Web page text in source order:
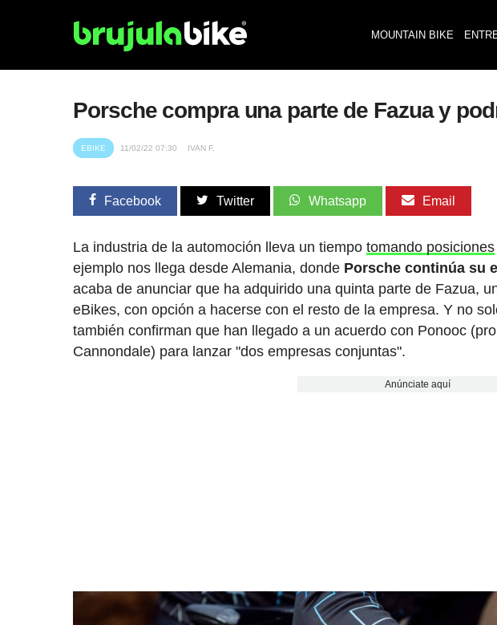
MOUNTAIN BIKE
Porsche compra una parte de Fazua y
EBIKE 11/02/22 07:30 IVAN F.
Facebook Twitter Whatsapp Email
La industria de la automoción lleva un tiempotomando posiciones
ejemplo nos llega desde Alemania, donde Porsche continúa su
acaba de anunciar que ha adquirido una quinta parte de Fazua,
eBikes, con opción a hacerse con el resto de la empresa. Y no
también confirman que han llegado a un acuerdo con Ponooc
Cannondale) para lanzar "dos empresas conjuntas".
Anúnciate aquí